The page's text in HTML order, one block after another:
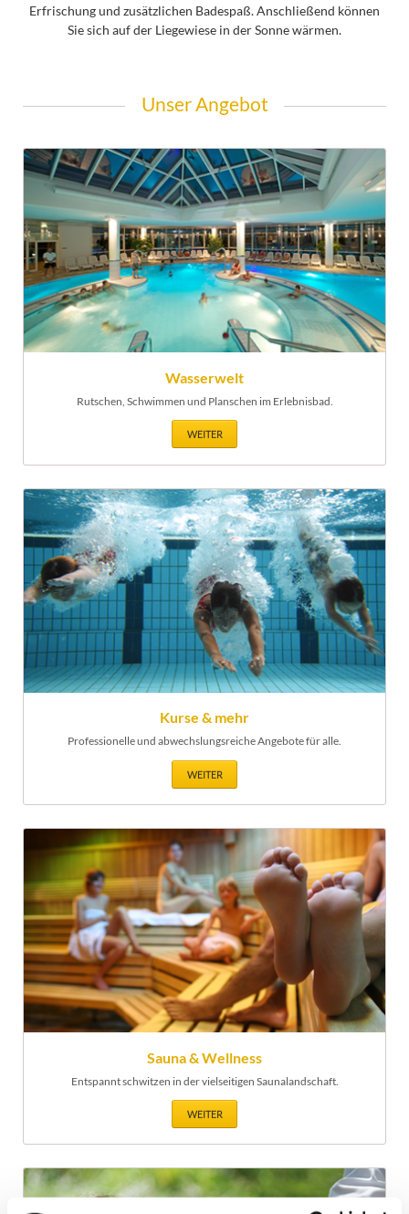
Erfrischung und zusätzlichen Badespaß. Anschließend können
Sie sich auf der Liegewiese in der Sonne wärmen.
Unser Angebot
Wasserwelt
Rutschen, Schwimmen und Planschen im Erlebnisbad.
WEITER
Kurse & mehr
Professionelle und abwechslungsreiche Angebote für alle.
WEITER
Sauna & Wellness
Entspannt schwitzen in der vielseitigen Saunalandschaft.
WEITER